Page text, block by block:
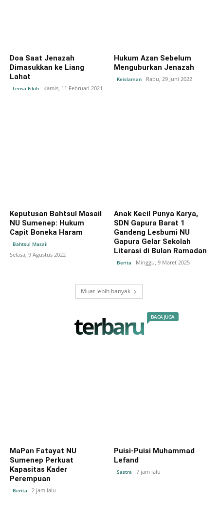
Doa Saat Jenazah
Dimasukkan ke Liang
Lahat
Lensa Fikih Kamis, 11 Februari 2021
Hukum Azan Sebelum
Menguburkan Jenazah
Keislaman Rabu, 29 Juni 2022
Keputusan Bahtsul Masail
NU Sumenep: Hukum
Capit Boneka Haram
Bahtsul Masail
Selasa, 9 Agustus 2022
Anak Kecil Punya Karya,
SDN Gapura Barat 1
Gandeng Lesbumi NU
Gapura Gelar Sekolah
Literasi di Bulan Ramadan
Berita Minggu, 9 Maret 2025
Muat lebih banyak
terbaru BACA JUGA
MaPan Fatayat NU
Sumenep Perkuat
Kapasitas Kader
Perempuan
Berita 2 jam lalu
Puisi-Puisi Muhammad
Lefand
Sastra 7 jam lalu